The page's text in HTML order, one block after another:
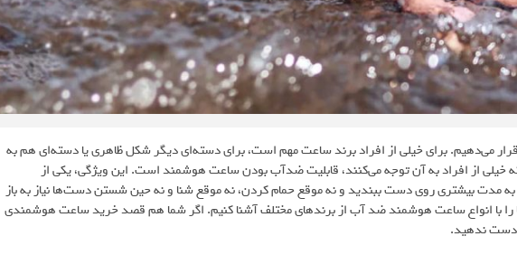
می‌دهیم. برای خیلی از افراد برند ساعت مهم است، برای دسته‌ای دیگر شکل ظاهری یا دسته‌ای هم به
خیلی از افراد به آن توجه می‌کنند، قابلیت ضدآب بودن ساعت هوشمند است. این ویژگی، یکی از
مدت بیشتری روی دست ببندید و نه موقع حمام کردن، نه موقع شنا و نه حین شستن دست‌ها نیاز به باز
با انواع ساعت هوشمند ضد آب از برندهای مختلف آشنا کنیم. اگر شما هم قصد خرید ساعت هوشمندی
دست ندهید.